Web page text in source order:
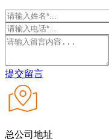
提交留言
总公司地址